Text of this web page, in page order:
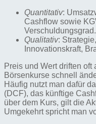
Quantitativ:
Cashflow sowie
Verschuldungsgrad.
Qualitativ:
Innovationskraft,
Preis und Wert driften
Börsenkurse schnell
Häufig nutzt man dafür
(DCF), das künftige
über dem Kurs, gilt die
Umgekehrt spricht man